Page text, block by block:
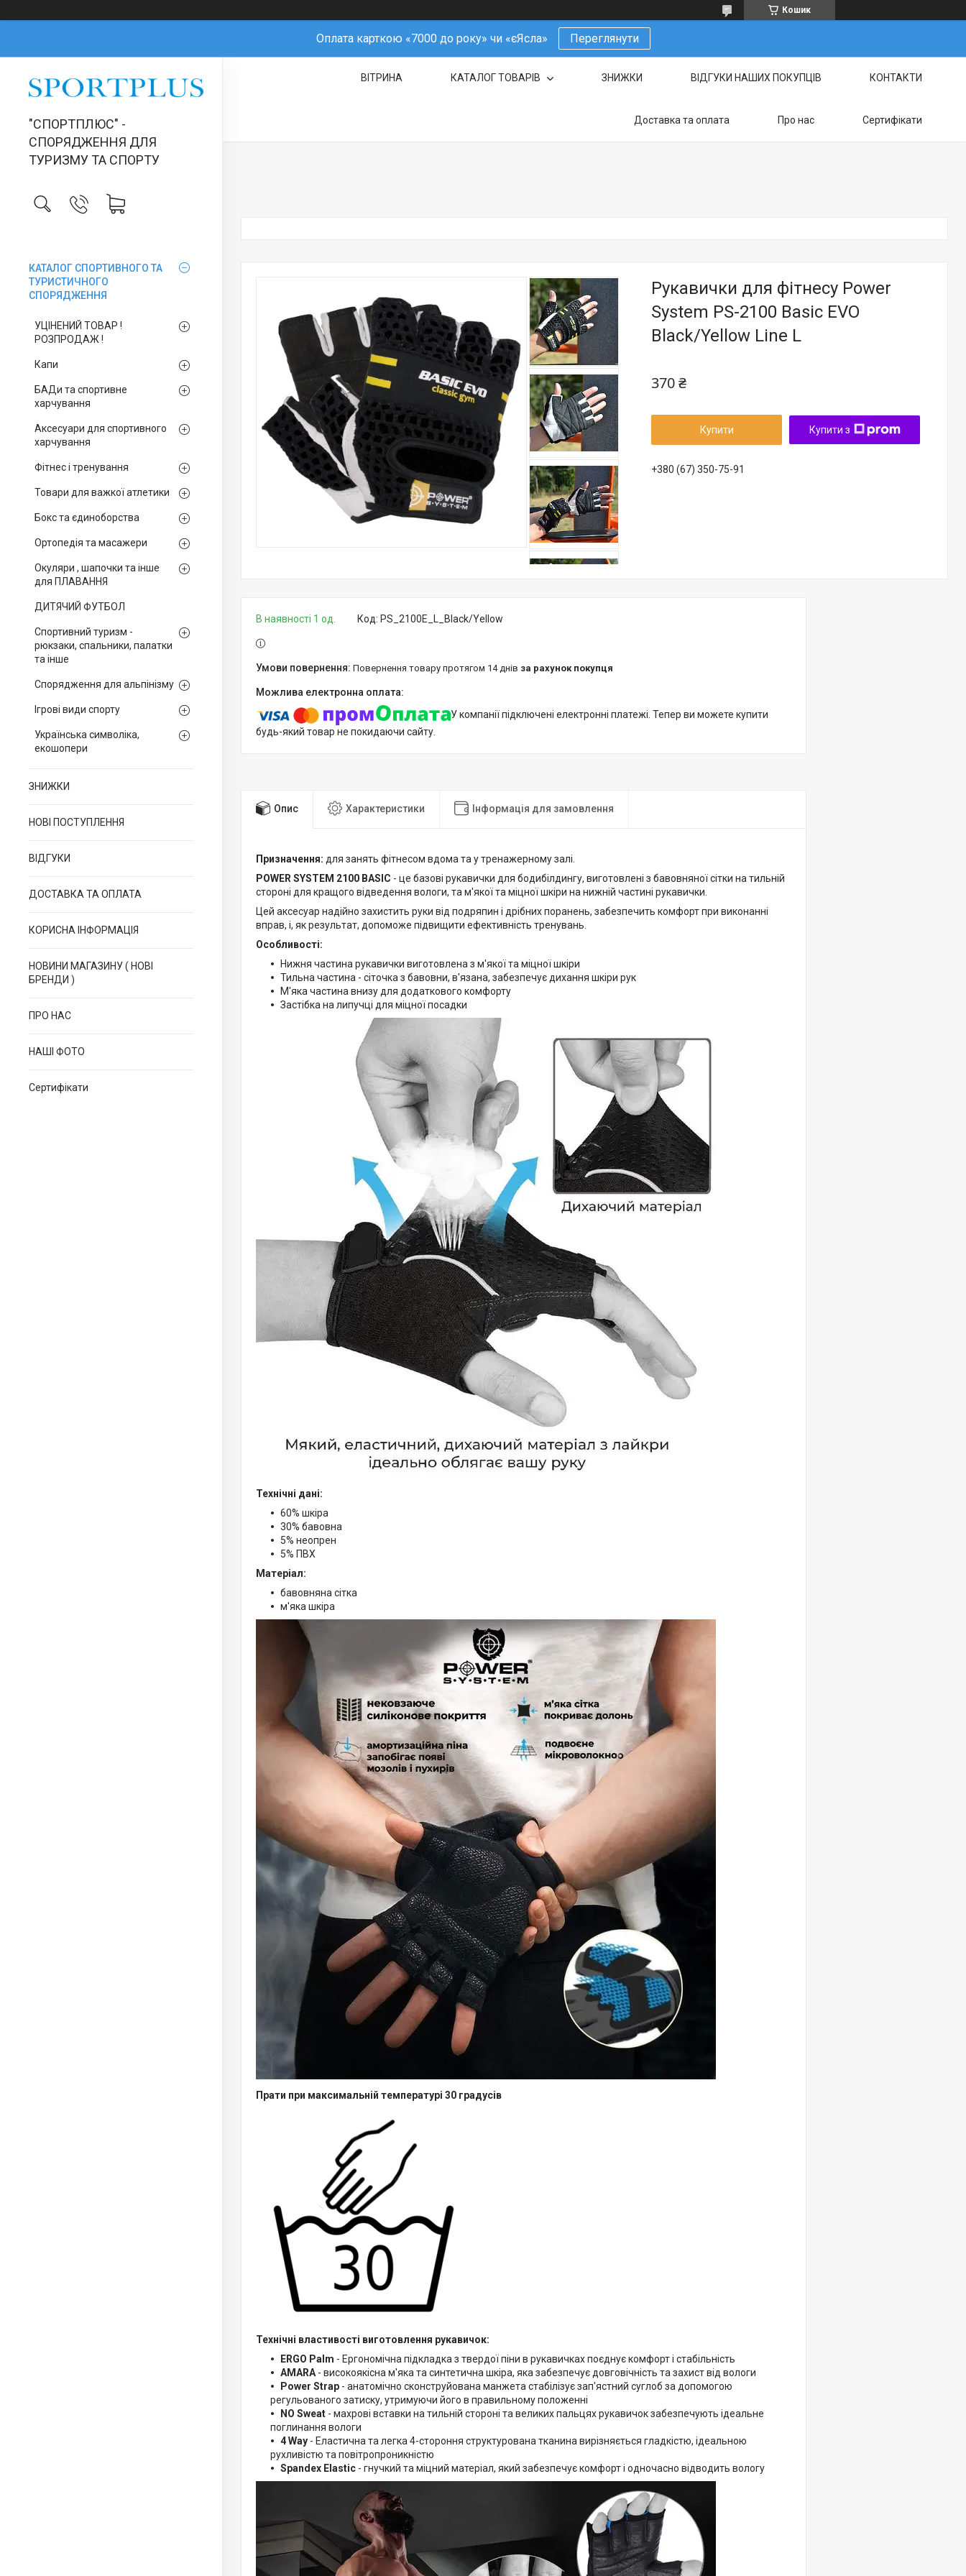
Кошик
Оплата карткою «7000 до року» чи «єЯсла» Переглянути
"СПОРТПЛЮС" -
СПОРЯДЖЕННЯ ДЛЯ
ТУРИЗМУ ТА СПОРТУ
КАТАЛОГ СПОРТИВНОГО ТА
ТУРИСТИЧНОГО
СПОРЯДЖЕННЯ
УЦІНЕНИЙ ТОВАР !
РОЗПРОДАЖ !
Капи
БАДи та спортивне
харчування
Аксесуари для спортивного
харчування
Фітнес і тренування
Товари для важкої атлетики
Бокс та єдиноборства
Ортопедія та масажери
Окуляри , шапочки та інше
для ПЛАВАННЯ
ДИТЯЧИЙ ФУТБОЛ
Спортивний туризм -
рюкзаки, спальники, палатки
та інше
Спорядження для альпінізму
Ігрові види спорту
Українська символіка,
екошопери
ЗНИЖКИ
НОВІ ПОСТУПЛЕННЯ
ВІДГУКИ
ДОСТАВКА ТА ОПЛАТА
КОРИСНА ІНФОРМАЦІЯ
НОВИНИ МАГАЗИНУ ( НОВІ
БРЕНДИ )
ПРО НАС
НАШІ ФОТО
Сертифікати
ВІТРИНА КАТАЛОГ ТОВАРІВ ЗНИЖКИ ВІДГУКИ НАШИХ ПОКУПЦІВ КОНТАКТИ
Доставка та оплата Про нас Сертифікати
Рукавички для фітнесу Power
System PS-2100 Basic EVO
Black/Yellow Line L
370 ₴
Купити Купити з
+380 (67) 350-75-91
В наявності 1 од. Код: PS_2100E_L_Black/Yellow
повернення товару протягом 14 днів за рахунок покупця
У компанії підключені електронні платежі. Тепер ви можете купити
будь-який товар не покидаючи сайту.
Опис Характеристики Інформація для замовлення
Призначення: для занять фітнесом вдома та у тренажерному залі.
POWER SYSTEM 2100 BASIC - це базові рукавички для бодибілдингу, виготовлені з бавовняної сітки на тильній
стороні для кращого відведення вологи, та м'якої та міцної шкіри на нижній частині рукавички.
Цей аксесуар надійно захистить руки від подряпин і дрібних поранень, забезпечить комфорт при виконанні
вправ, і, як результат, допоможе підвищити ефективність тренувань.
Особливості:
Нижня частина рукавички виготовлена з м'якої та міцної шкіри
Тильна частина - сіточка з бавовни, в'язана, забезпечує дихання шкіри рук
М'яка частина внизу для додаткового комфорту
Застібка на липучці для міцної посадки
Технічні дані:
60% шкіра
30% бавовна
5% неопрен
5% ПВХ
Матеріал:
бавовняна сітка
м'яка шкіра
Прати при максимальній температурі 30 градусів
Технічні властивості виготовлення рукавичок:
ERGO Palm - Ергономічна підкладка з твердої піни в рукавичках поєднує комфорт і стабільність
AMARA- високоякісна м'яка та синтетична шкіра, яка забезпечує довговічність та захист від вологи
Power Strap - анатомічно сконструйована манжета стабілізує зап'ястний суглоб за допомогою
регульованого затиску, утримуючи його в правильному положенні
NO Sweat - махрові вставки на тильній стороні та великих пальцях рукавичок забезпечують ідеальне
поглинання вологи
4 Way - Еластична та легка 4-стороння структурована тканина вирізняється гладкістю, ідеальною
рухливістю та повітропроникністю
Spandex Elastic - гнучкий та міцний матеріал, який забезпечує комфорт і одночасно відводить вологу